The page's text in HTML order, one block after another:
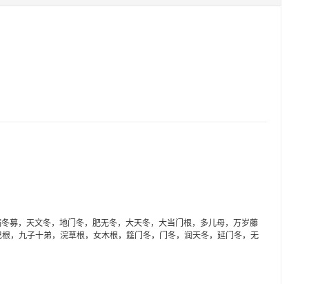
募，天文冬，地门冬，肥无冬，大天冬，大当门根，多儿母，万岁藤
，九子十弟，浣草根，女木根，筵门冬，门冬，润天冬，延门冬，无